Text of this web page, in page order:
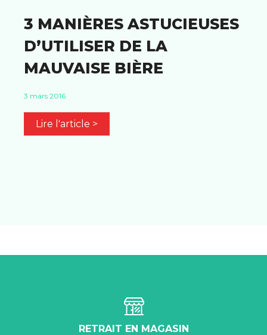
3 MANIÈRES ASTUCIEUSES
D’UTILISER DE LA
MAUVAISE BIÈRE
3 mars 2016
Lire l'article >
RETRAIT EN MAGASIN